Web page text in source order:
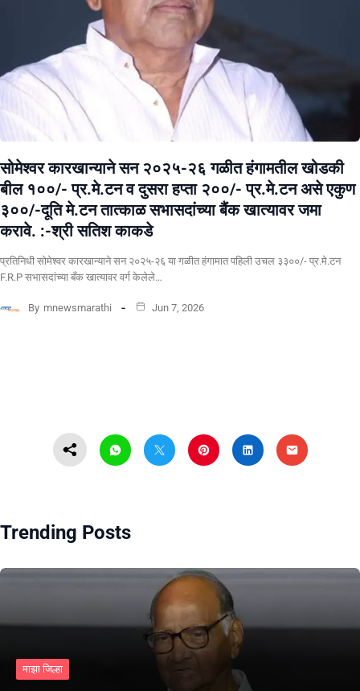
सोमेश्वर कारखान्याने सन २०२५-२६ गळीत हंगामतील खोडकी
बील १००/- प्र.मे.टन व दुसरा हप्ता २००/- प्र.मे.टन असे एकुण
३००/-दूति मे.टन तात्काळ सभासदांच्या बैंक खात्यावर जमा
करावे. :-श्री सतिश काकडे
प्रतिनिधी सोमेश्वर कारखान्याने सन २०२५-२६ या गळीत हंगामात पहिली उचल ३३००/- प्र.मे.टन
F.R.P सभासदांच्या बँक खात्यावर वर्ग केलेले…
By mnewsmarathi Jun 7, 2026
Trending Posts
माझा जिल्हा